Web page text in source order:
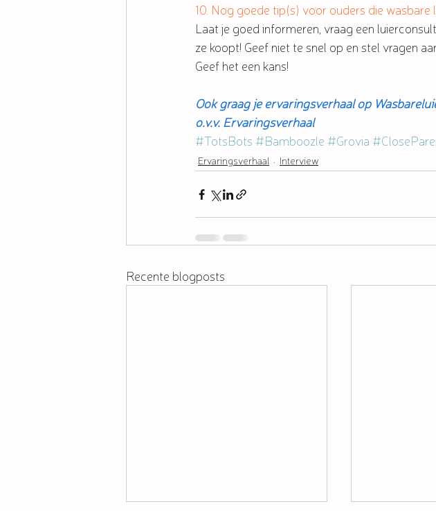
10. Nog goede tip(s) voor ouders die wasbare
Laat je goed informeren, vraag een
ze koopt! Geef niet te snel op en stel vragen
Geef het een kans!
Ook graag je ervaringsverhaal op
o.v.v. Ervaringsverhaal
#TotsBots #Bamboozle #Grovia
Ervaringsverhaal Interview
Recente blogposts